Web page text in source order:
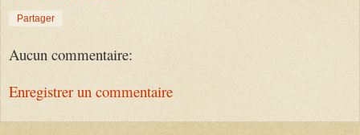
Partager
Aucun commentaire:
Enregistrer un commentaire